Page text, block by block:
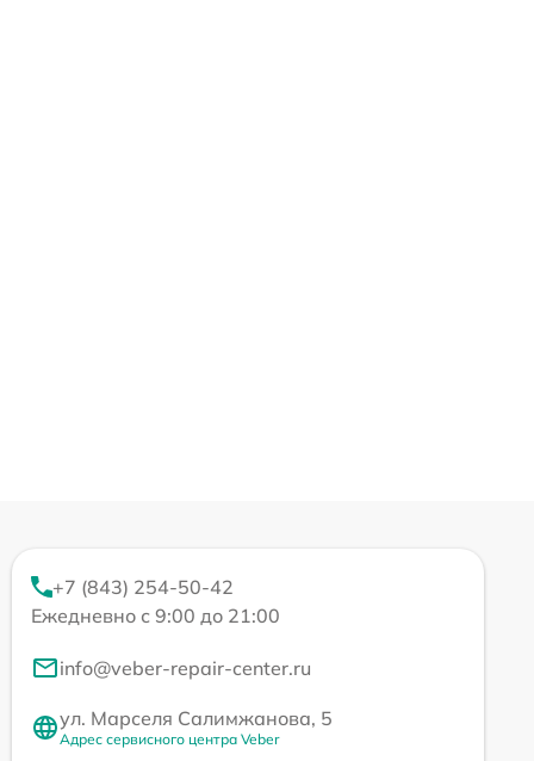
+7 (843) 254-50-42
Ежедневно с 9:00 до 21:00
info@veber-repair-center.ru
ул. Марселя Салимжанова, 5
Адрес сервисного центра Veber